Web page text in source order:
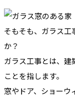
そもそも、ガラス工
か？
ガラス工事とは、建
ことを指します。
窓やドア、ショーウ